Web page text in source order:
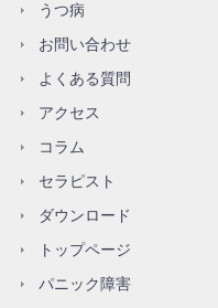
うつ病
お問い合わせ
よくある質問
アクセス
コラム
セラピスト
ダウンロード
トップページ
パニック障害